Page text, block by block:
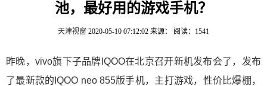
池，最好用的游戏手机？
天津视窗 2020-05-10 07:12:02 来源： 阅读：1541
昨晚，vivo旗下子品牌IQOO在北京召开新机发布会了，发布
了最新款的IQOO neo 855版手机，主打游戏，性价比爆棚，